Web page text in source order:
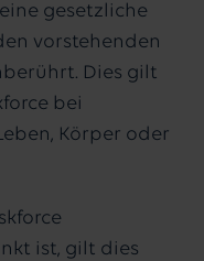
gesetzliche
vorstehenden
Dies gilt
bei
Körper oder
ist, gilt dies